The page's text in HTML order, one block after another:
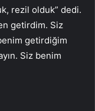
rezil olduk” dedi.
getirdim. Siz
getirdiğim
Siz benim